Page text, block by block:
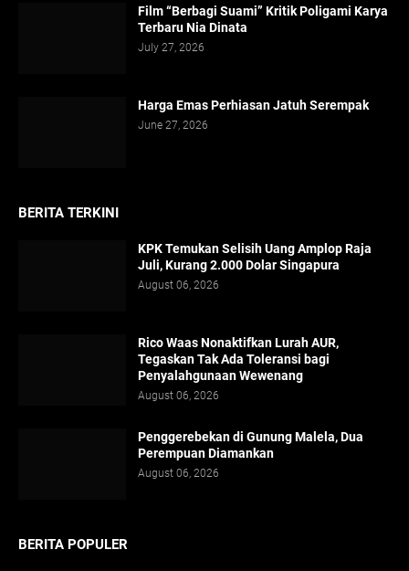
Film “Berbagi Suami” Kritik Poligami Karya
Terbaru Nia Dinata
July 27, 2026
Harga Emas Perhiasan Jatuh Serempak
June 27, 2026
BERITA TERKINI
KPK Temukan Selisih Uang Amplop Raja
Juli, Kurang 2.000 Dolar Singapura
August 06, 2026
Rico Waas Nonaktifkan Lurah AUR,
Tegaskan Tak Ada Toleransi bagi
Penyalahgunaan Wewenang
August 06, 2026
Penggerebekan di Gunung Malela, Dua
Perempuan Diamankan
August 06, 2026
BERITA POPULER